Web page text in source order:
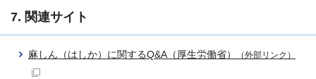
7. 関連サイト
麻しん（はしか）に関するQ&A（厚生労働省） （外部リンク）